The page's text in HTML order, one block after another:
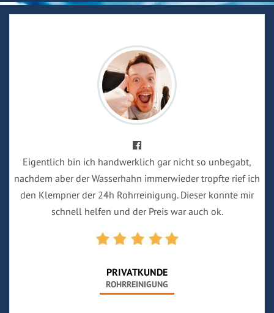
Eigentlich bin ich handwerklich gar nicht so unbegabt,
nachdem aber der Wasserhahn immerwieder tropfte rief ich
den Klempner der 24h Rohrreinigung. Dieser konnte mir
schnell helfen und der Preis war auch ok.
PRIVATKUNDE
ROHRREINIGUNG